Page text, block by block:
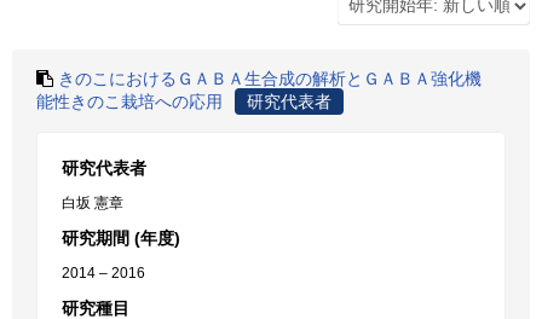
きのこにおけるＧＡＢＡ生合成の解析とＧＡＢＡ強化機
能性きのこ栽培への応用
研究代表者
研究代表者
白坂 憲章
研究期間 (年度)
2014 – 2016
研究種目